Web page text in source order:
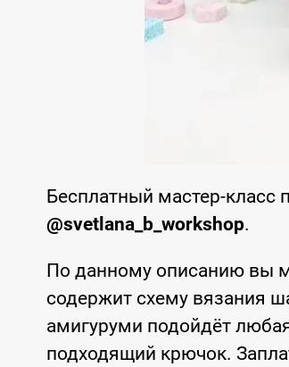
Бесплатный мастер-
@svetlana_b_workshop.
По данному описанию вы
содержит схему вязания
амигуруми подойдёт
подходящий крючок.